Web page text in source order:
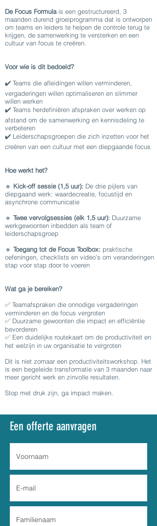
De Focus Formula is een gestructureerd, 3
maanden durend groeiprogramma dat is ontworpen
om teams en leiders te helpen de controle terug te
krijgen, de samenwerking te versterken en een
cultuur van focus te creëren.
Voor wie is dit bedoeld?
✔️ Teams die afleidingen willen verminderen,
vergaderingen willen optimaliseren en slimmer
willen werken
✔️ Teams herdefiniëren afspraken over werken op
afstand om de samenwerking en kennisdeling te
verbeteren
✔️ Leiderschapsgroepen die zich inzetten voor het
creëren van een cultuur met een diepgaande focus
Hoe werkt het?
🔹 Kick-off sessie (1,5 uur): De drie pijlers van
diepgaand werk: waardecreatie, focustijd en
asynchrone communicatie
🔹 Twee vervolgsessies (elk 1,5 uur): Duurzame
werkgewoonten inbedden als team of
leiderschapsgroep
🔹 Toegang tot de Focus Toolbox: praktische
oefeningen, checklists en video's om veranderingen
stap voor stap door te voeren
Wat ga je bereiken?
✅ Teamafspraken die onnodige vergaderingen
verminderen en de focus vergroten
✅ Duurzame gewoonten die impact en efficiëntie
bevorderen
✅ Een duidelijke routekaart om de productiviteit en
het welzijn in uw organisatie te vergroten
Dit is niet zomaar een productiviteitsworkshop. Het
is een begeleide transformatie van 3 maanden naar
meer gericht werk en zinvolle resultaten.
Stop met druk zijn, ga impact maken.
Een offerte aanvragen